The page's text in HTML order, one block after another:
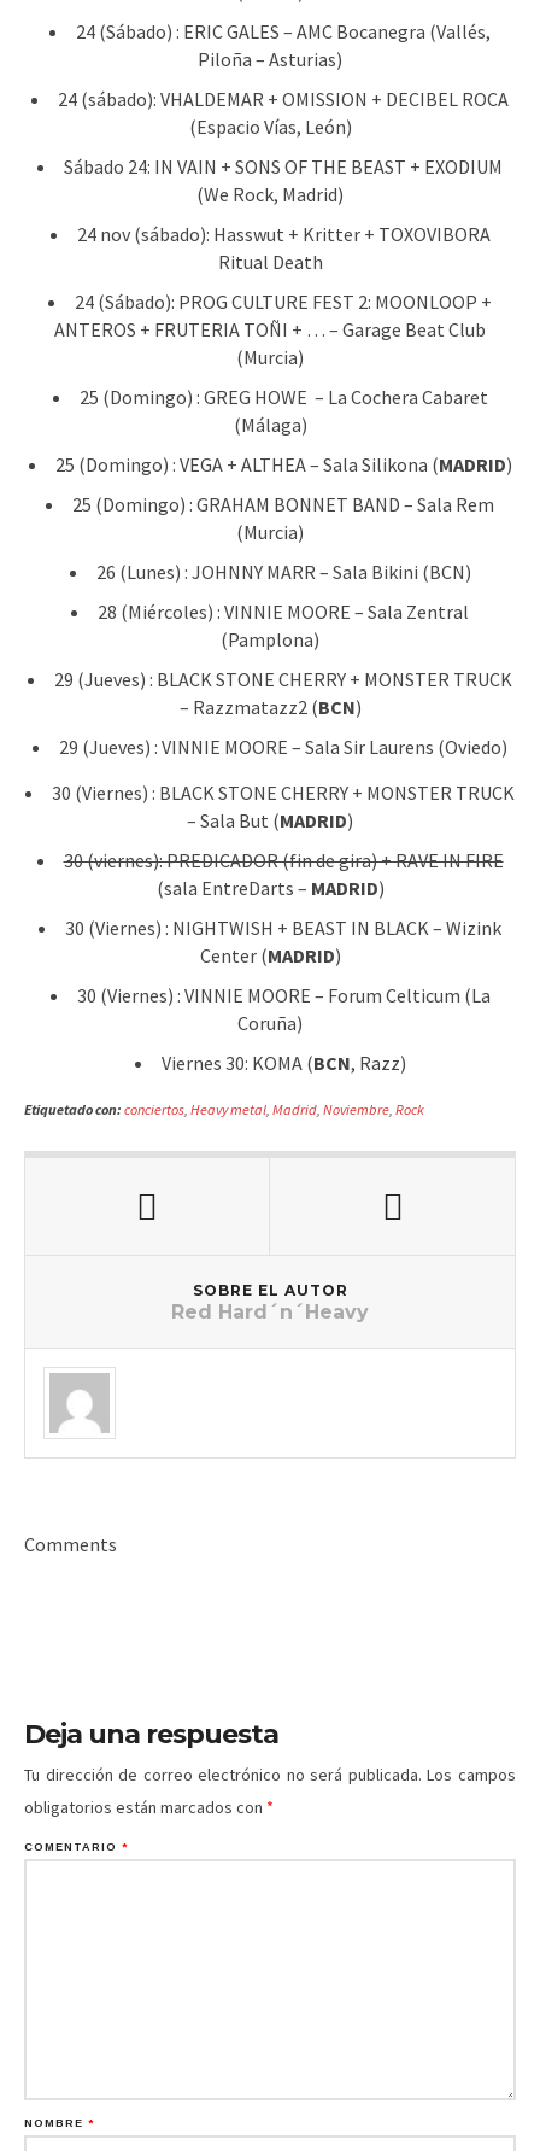
24 (Sábado) : ERIC GALES – AMC Bocanegra (Vallés,
Piloña – Asturias)
24 (sábado): VHALDEMAR + OMISSION + DECIBEL ROCA
(Espacio Vías, León)
Sábado 24: IN VAIN + SONS OF THE BEAST + EXODIUM
(We Rock, Madrid)
24 nov (sábado): Hasswut + Kritter + TOXOVIBORA
Ritual Death
24 (Sábado): PROG CULTURE FEST 2: MOONLOOP +
ANTEROS + FRUTERIA TOÑI + … – Garage Beat Club
(Murcia)
25 (Domingo) : GREG HOWE – La Cochera Cabaret
(Málaga)
25 (Domingo) : VEGA + ALTHEA – Sala Silikona (MADRID)
25 (Domingo) : GRAHAM BONNET BAND – Sala Rem
(Murcia)
26 (Lunes) : JOHNNY MARR – Sala Bikini (BCN)
28 (Miércoles) : VINNIE MOORE – Sala Zentral
(Pamplona)
29 (Jueves) : BLACK STONE CHERRY + MONSTER TRUCK
– Razzmatazz2 (BCN)
29 (Jueves) : VINNIE MOORE – Sala Sir Laurens (Oviedo)
30 (Viernes) : BLACK STONE CHERRY + MONSTER TRUCK
– Sala But (MADRID)
30 (viernes): PREDICADOR (fin de gira) + RAVE IN FIRE
(sala EntreDarts – MADRID)
30 (Viernes) : NIGHTWISH + BEAST IN BLACK – Wizink
Center (MADRID)
30 (Viernes) : VINNIE MOORE – Forum Celticum (La
Coruña)
Viernes 30: KOMA (BCN, Razz)
Etiquetado con: conciertos, Heavy metal, Madrid, Noviembre, Rock
SOBRE EL AUTOR
Red Hard´n´Heavy
Comments
Deja una respuesta
Tu dirección de correo electrónico no será publicada. Los campos
obligatorios están marcados con *
COMENTARIO *
NOMBRE *